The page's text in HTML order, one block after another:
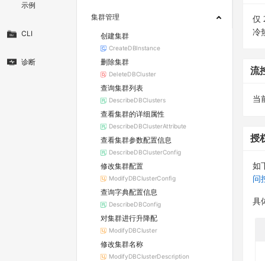
示例
CLI
诊断
集群管理
创建集群
CreateDBInstance
删除集群
DeleteDBCluster
查询集群列表
DescribeDBClusters
查看集群的详细属性
DescribeDBClusterAttribute
查看集群参数配置信息
DescribeDBClusterConfig
修改集群配置
ModifyDBClusterConfig
查询字典配置信息
DescribeDBConfig
对集群进行升降配
ModifyDBCluster
修改集群名称
ModifyDBClusterDescription
仅
冷
流
当
授
如
问
具